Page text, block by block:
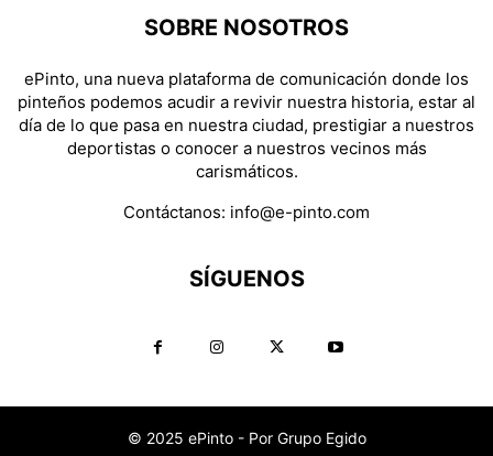
SOBRE NOSOTROS
ePinto, una nueva plataforma de comunicación donde los
pinteños podemos acudir a revivir nuestra historia, estar al
día de lo que pasa en nuestra ciudad, prestigiar a nuestros
deportistas o conocer a nuestros vecinos más
carismáticos.
Contáctanos: info@e-pinto.com
SÍGUENOS
© 2025 ePinto - Por Grupo Egido